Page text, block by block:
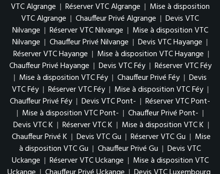
VTC Algrange | Réserver VTC Algrange | Mise à disposition
VTC Algrange | Chauffeur Privé Algrange | Devis VTC
Nilvange | Réserver VTC Nilvange | Mise à disposition VTC
Nilvange | Chauffeur Privé Nilvange | Devis VTC Hayange |
Réserver VTC Hayange | Mise à disposition VTC Hayange |
Chauffeur Privé Hayange | Devis VTC Féy | Réserver VTC Féy
| Mise à disposition VTC Féy | Chauffeur Privé Féy | Devis
VTC Féy | Réserver VTC Féy | Mise à disposition VTC Féy |
Chauffeur Privé Féy | Devis VTC Pont- | Réserver VTC Pont-
| Mise à disposition VTC Pont- | Chauffeur Privé Pont- |
Devis VTC K | Réserver VTC K | Mise à disposition VTC K |
Chauffeur Privé K | Devis VTC Gu | Réserver VTC Gu | Mise
à disposition VTC Gu | Chauffeur Privé Gu | Devis VTC
Uckange | Réserver VTC Uckange | Mise à disposition VTC